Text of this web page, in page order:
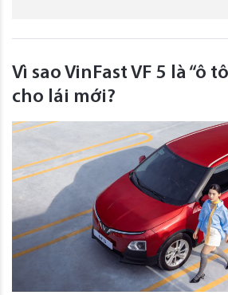
Vì sao VinFast VF 5 là “ô
cho lái mới?